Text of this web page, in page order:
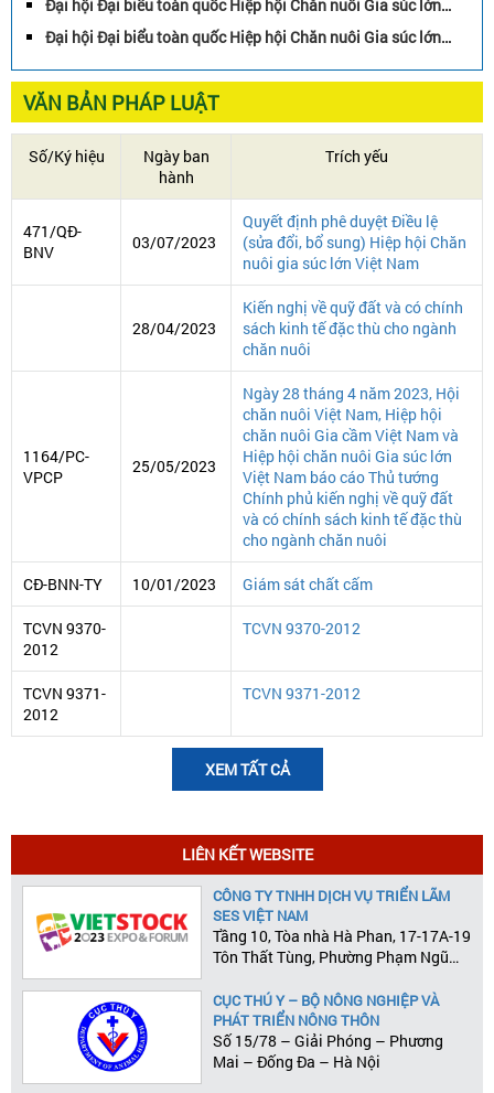
Chăn nuôi gia súc lớn Việt Nam bền vững
Đại hội Đại biểu toàn quốc Hiệp hội Chăn nuôi Gia súc lớn
Việt Nam nhiệm kỳ 2022-2027: Góp phần phát triển ngành
Chăn nuôi gia súc lớn Việt Nam bền vững
Đại hội Đại biểu toàn quốc Hiệp hội Chăn nuôi Gia súc lớn
Chăn nuôi gia súc lớn Việt Nam bền vững
VĂN BẢN PHÁP LUẬT
Số/Ký hiệu
Ngày ban
hành
Trích yếu
471/QĐ-
BNV
03/07/2023
Quyết định phê duyệt Điều lệ
(sửa đổi, bổ sung) Hiệp hội Chăn
nuôi gia súc lớn Việt Nam
28/04/2023
Kiến nghị về quỹ đất và có chính
sách kinh tế đặc thù cho ngành
chăn nuôi
1164/PC-
VPCP
25/05/2023
Ngày 28 tháng 4 năm 2023, Hội
chăn nuôi Việt Nam, Hiệp hội
chăn nuôi Gia cầm Việt Nam và
Hiệp hội chăn nuôi Gia súc lớn
Việt Nam báo cáo Thủ tướng
Chính phủ kiến nghị về quỹ đất
và có chính sách kinh tế đặc thù
cho ngành chăn nuôi
CĐ-BNN-TY 10/01/2023 Giám sát chất cấm
TCVN 9370-
2012
TCVN 9370-2012
TCVN 9371-
2012
TCVN 9371-2012
XEM TẤT CẢ
LIÊN KẾT WEBSITE
CÔNG TY TNHH DỊCH VỤ TRIỂN LÃM
SES VIỆT NAM
Tầng 10, Tòa nhà Hà Phan, 17-17A-19
Tôn Thất Tùng, Phường Phạm Ngũ
CỤC THÚ Y – BỘ NÔNG NGHIỆP VÀ
PHÁT TRIỂN NÔNG THÔN
Số 15/78 – Giải Phóng – Phương
Mai – Đống Đa – Hà Nội